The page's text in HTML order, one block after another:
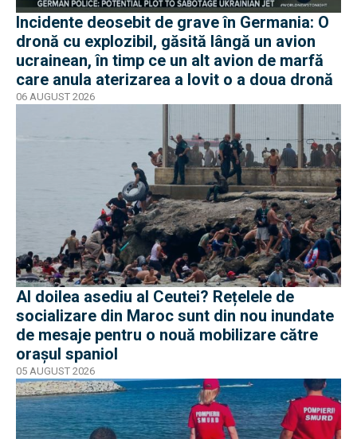
Incidente deosebit de grave în Germania: O
dronă cu explozibil, găsită lângă un avion
ucrainean, în timp ce un alt avion de marfă
care anula aterizarea a lovit o a doua dronă
06 AUGUST 2026
Al doilea asediu al Ceutei? Rețelele de
socializare din Maroc sunt din nou inundate
de mesaje pentru o nouă mobilizare către
orașul spaniol
05 AUGUST 2026